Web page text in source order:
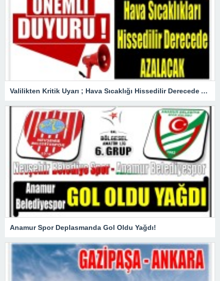
Valilikten Kritik Uyarı ; Hava Sıcaklığı Hissedilir Derecede Azalacak!
Anamur Spor Deplasmanda Gol Oldu Yağdı!